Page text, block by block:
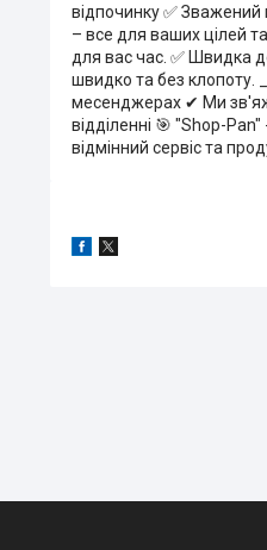
відпочинку ✅ Зважений
– все для ваших цілей
для вас час. ✅ Швидка
швидко та без клопоту.
месенджерах ✔ Ми
відділенні 🎯 "Shop-
відмінний сервіс та